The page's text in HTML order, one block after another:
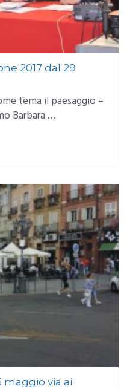
2017 dal 29
tema il paesaggio –
Barbara …
maggio via ai